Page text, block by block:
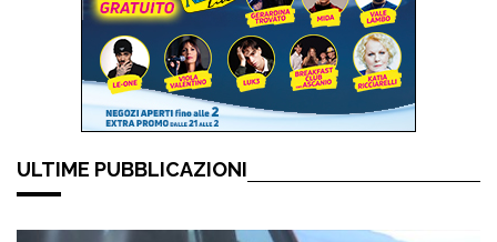
ULTIME PUBBLICAZIONI